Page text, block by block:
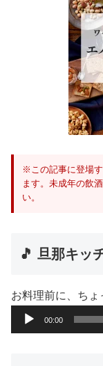
※この記事に登場
ます。未成年の飲
い。
🎵 旦那キッ
お料理前に、ちょ
声
00:00